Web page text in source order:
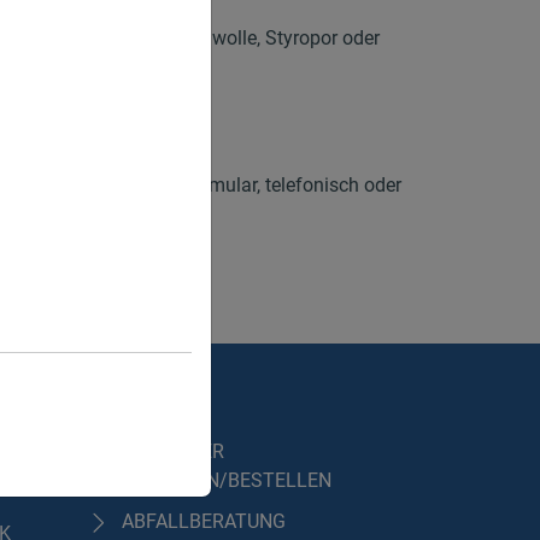
wie Asbest, Dämmwolle, Styropor oder
Teile der Oberpfalz.
gerne per Anfrageformular, telefonisch oder
CONTAINER
ANFRAGEN/BESTELLEN
ABFALLBERATUNG